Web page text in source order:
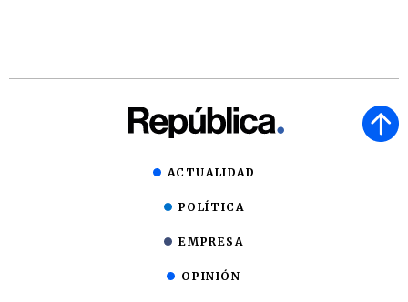
ACTUALIDAD
POLÍTICA
EMPRESA
OPINIÓN